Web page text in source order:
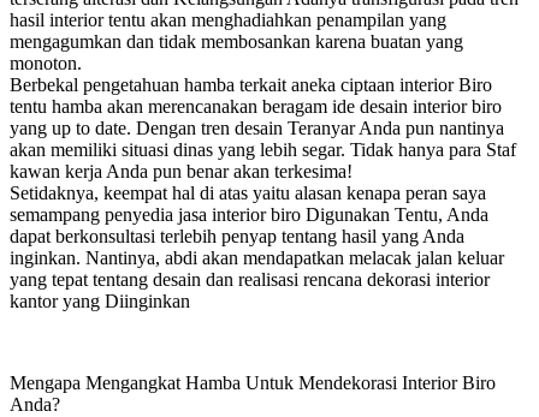
hasil interior tentu akan menghadiahkan penampilan yang
mengagumkan dan tidak membosankan karena buatan yang
monoton.
Berbekal pengetahuan hamba terkait aneka ciptaan interior Biro
tentu hamba akan merencanakan beragam ide desain interior biro
yang up to date. Dengan tren desain Teranyar Anda pun nantinya
akan memiliki situasi dinas yang lebih segar. Tidak hanya para Staf
kawan kerja Anda pun benar akan terkesima!
Setidaknya, keempat hal di atas yaitu alasan kenapa peran saya
semampang penyedia jasa interior biro Digunakan Tentu, Anda
dapat berkonsultasi terlebih penyap tentang hasil yang Anda
inginkan. Nantinya, abdi akan mendapatkan melacak jalan keluar
yang tepat tentang desain dan realisasi rencana dekorasi interior
kantor yang Diinginkan
Mengapa Mengangkat Hamba Untuk Mendekorasi Interior Biro
Anda?